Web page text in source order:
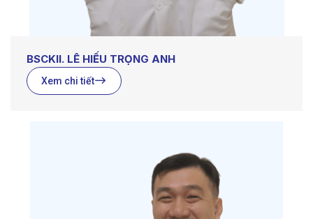
BSCKII. LÊ HIẾU TRỌNG ANH
Xem chi tiết